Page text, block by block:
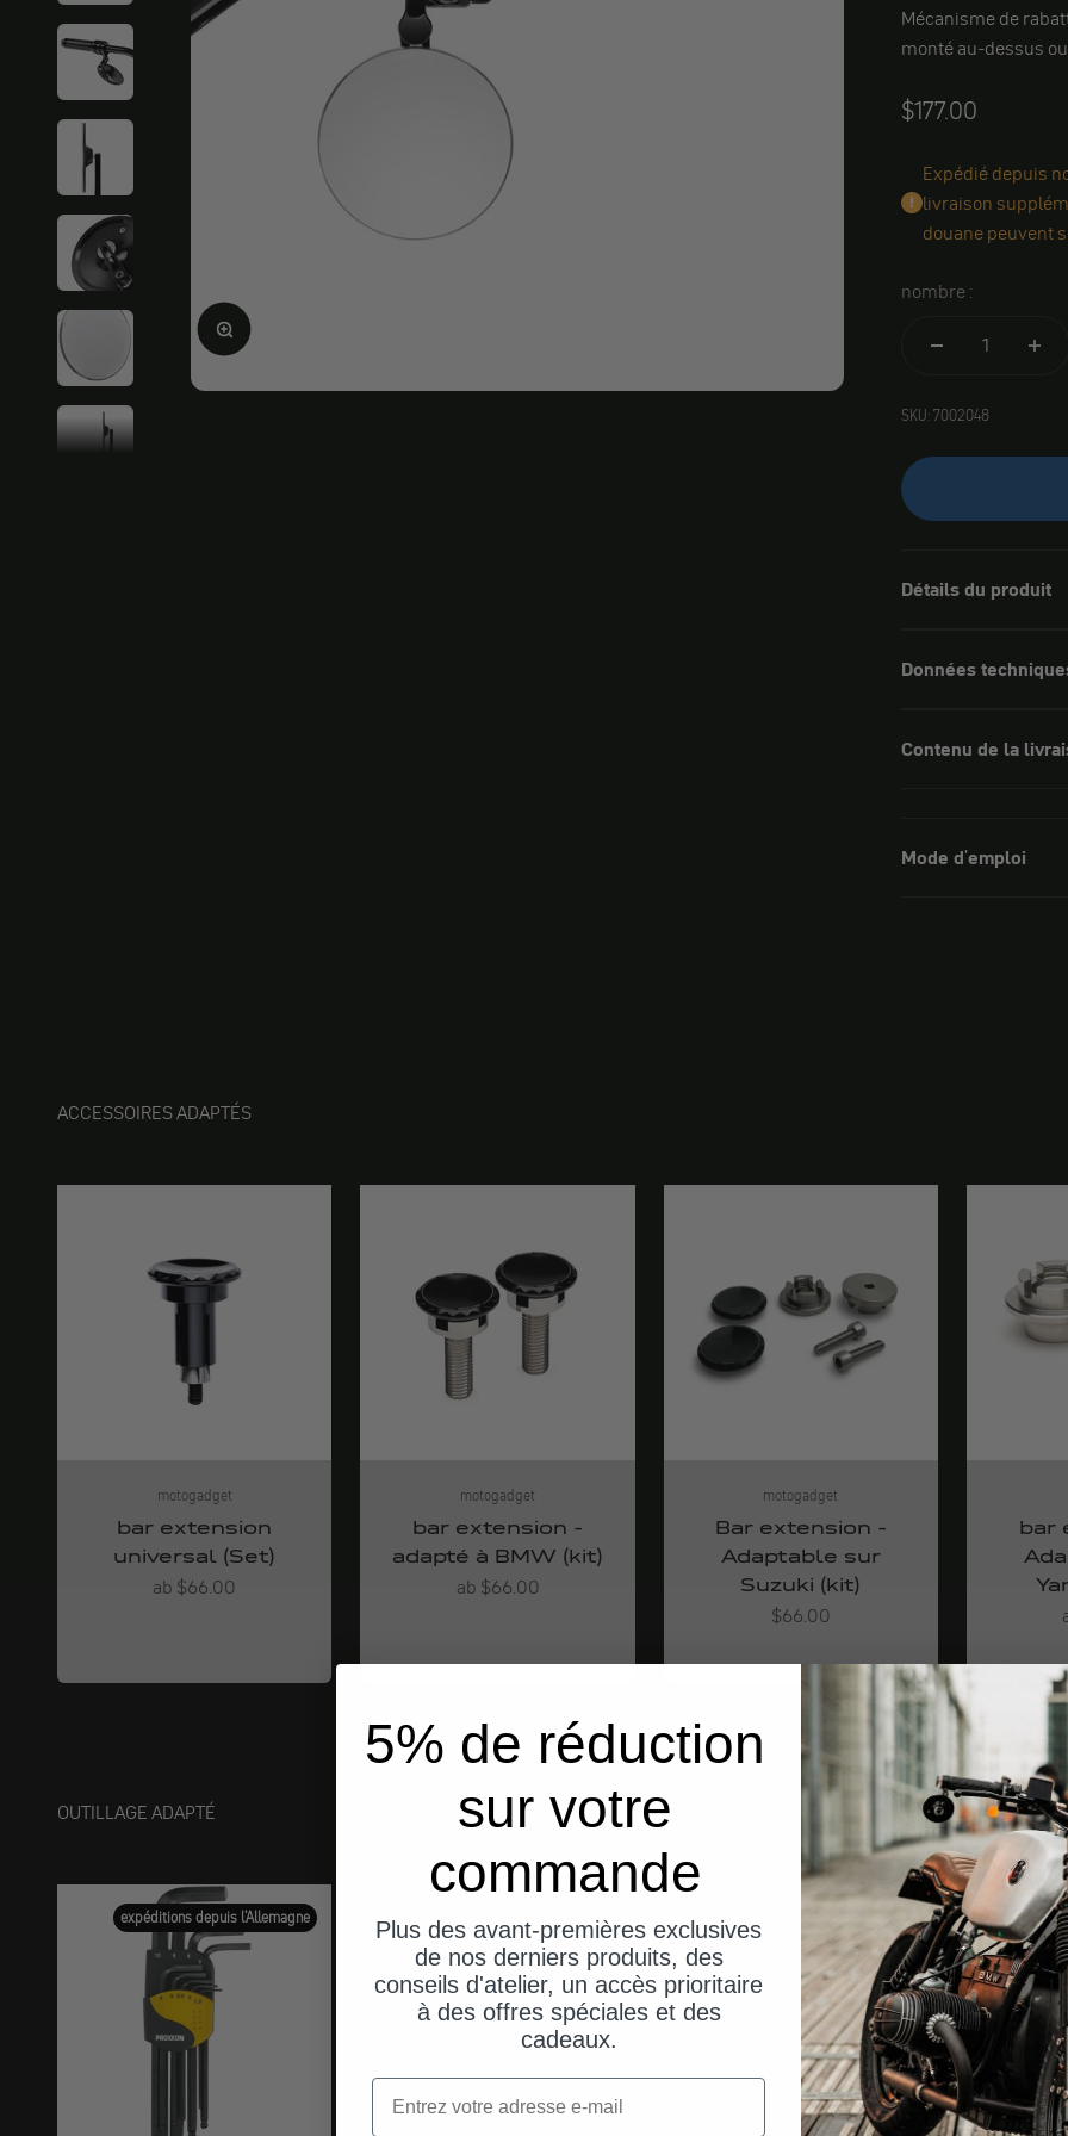
Agrandir l'image
Mécanisme de
monté au-dessus
Angebot
$177.00
Expédié depuis
livraison
douane peuvent
nombre :
SKU: 7002048
Détails du produit
Données
Contenu de la
Mode d'emploi
ACCESSOIRES ADAPTÉS
motogadget
bar extension
universal (Set)
Angebot
ab $66.00
motogadget
bar extension -
adapté à BMW (kit)
Angebot
ab $66.00
motogadget
Bar extension -
Adaptable sur
Suzuki (kit)
Angebot
$66.00
bar
OUTILLAGE ADAPTÉ
expéditions depuis l'Allemagne
5% de réduction
sur votre
commande
Plus des avant-premières exclusives
de nos derniers produits, des
conseils d'atelier, un accès prioritaire
à des offres spéciales et des
cadeaux.
Email